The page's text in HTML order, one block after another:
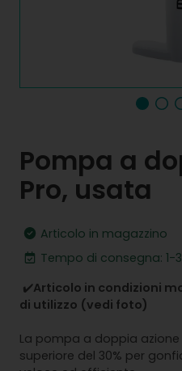
Pompa a
Pro, usata
Articolo in magazzino
Tempo di consegna: 1-
✔️Articolo in condizioni
di utilizzo (vedi foto)
La pompa a doppia azione
superiore del 30% per